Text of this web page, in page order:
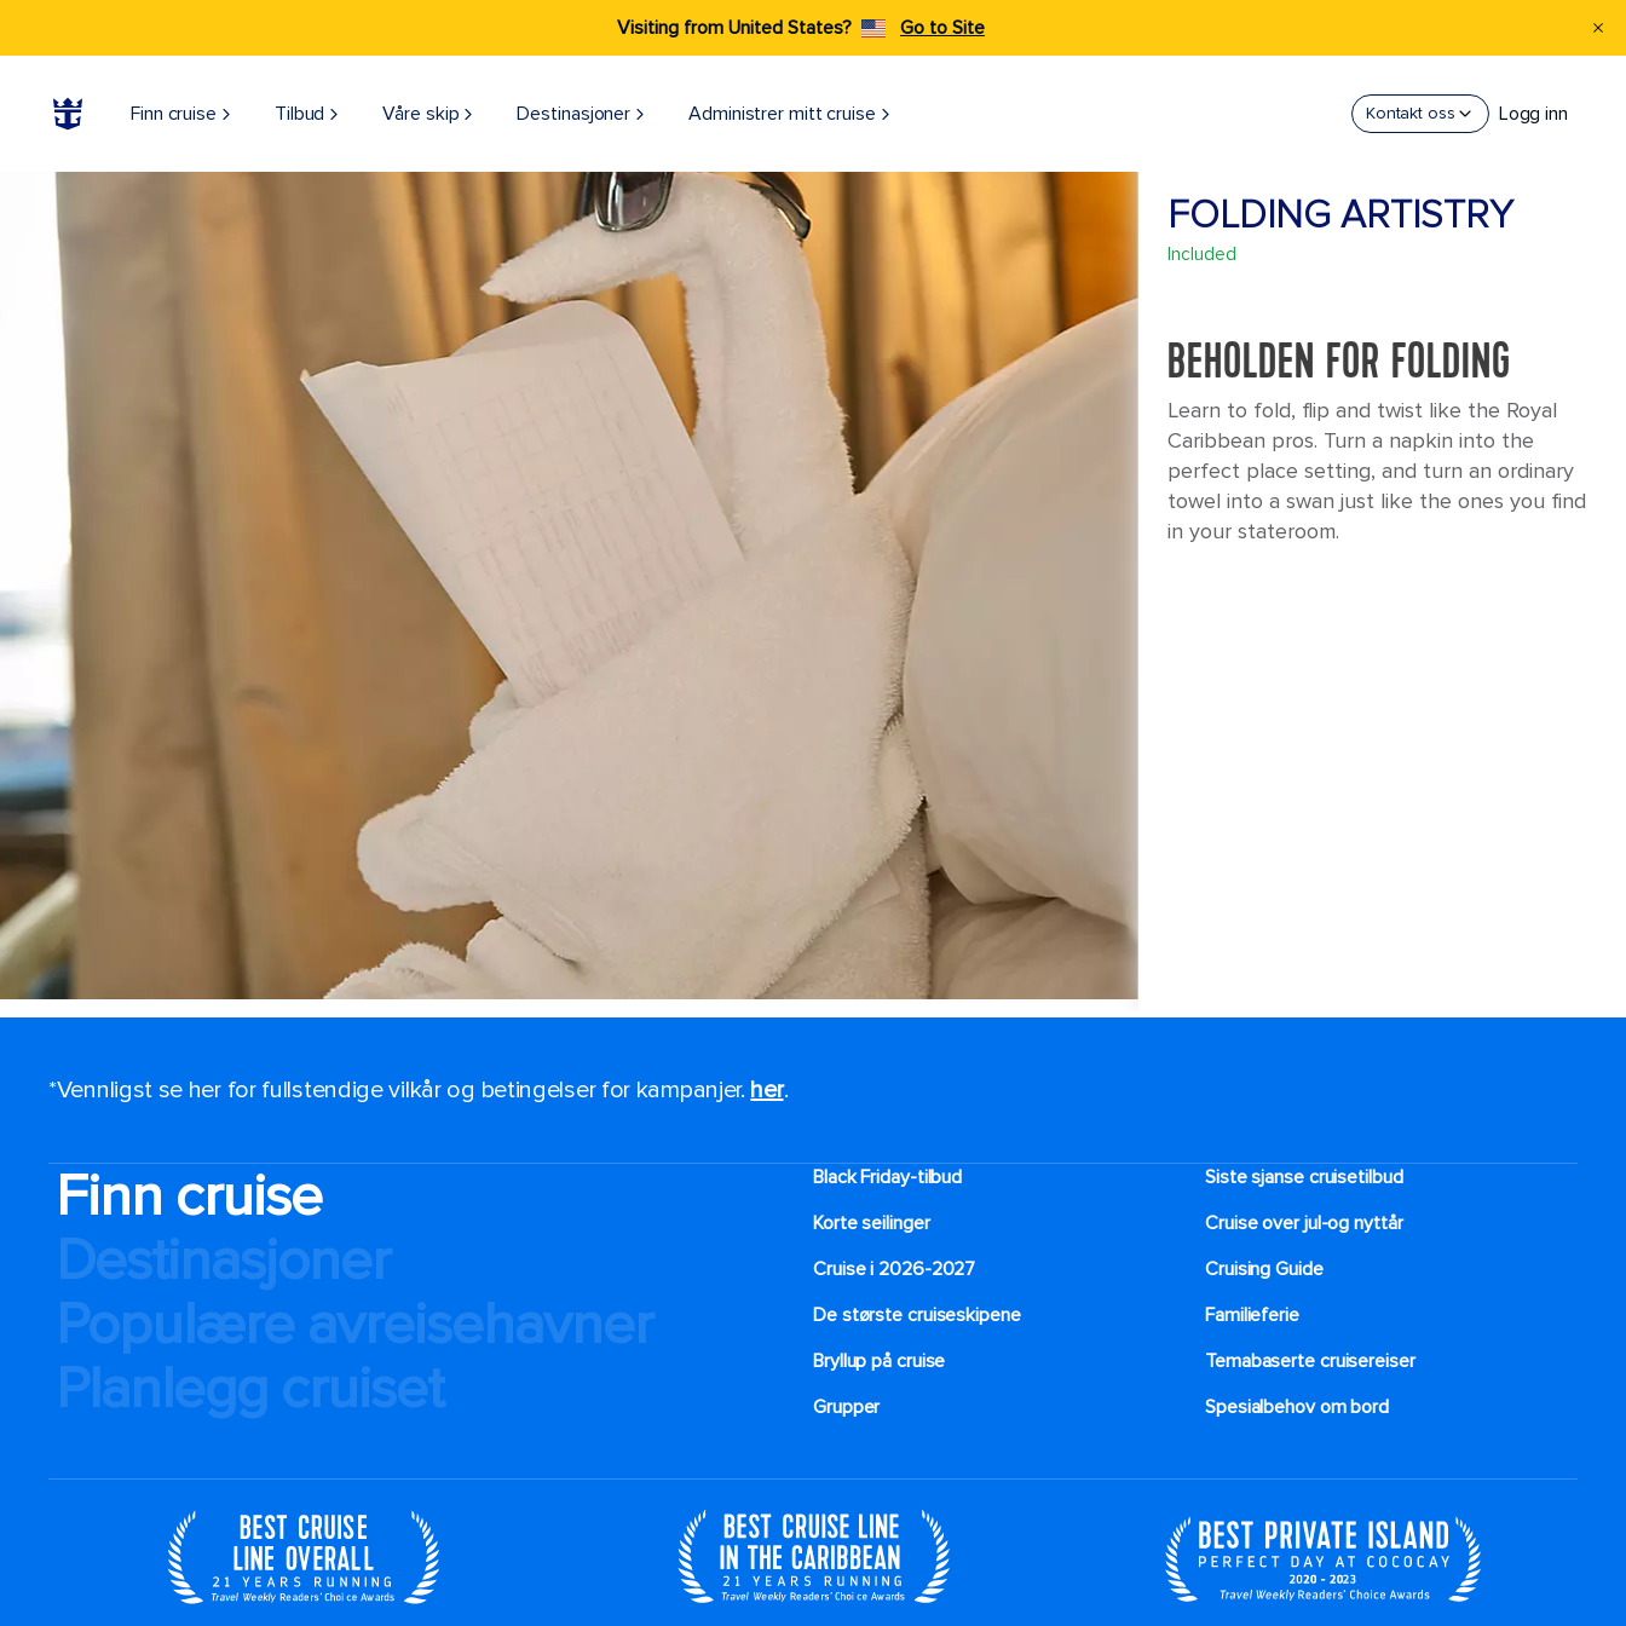
Visiting from United States? Go to Site
Finn cruise Tilbud Våre skip Destinasjoner Administrer mitt cruise Kontakt oss Logg inn
FOLDING ARTISTRY
Included
BEHOLDEN FOR FOLDING
Learn to fold, flip and twist like the Royal
Caribbean pros. Turn a napkin into the
perfect place setting, and turn an ordinary
towel into a swan just like the ones you find
in your stateroom.
*Vennligst se her for fullstendige vilkår og betingelser for kampanjer. her.
Finn cruise
Destinasjoner
Populære avreisehavner
Planlegg cruiset
Black Friday-tilbud
Siste sjanse cruisetilbud
Korte seilinger
Cruise over jul-og nyttår
Cruise i 2026-2027
Cruising Guide
De største cruiseskipene
Familieferie
Bryllup på cruise
Temabaserte cruisereiser
Grupper
Spesialbehov om bord